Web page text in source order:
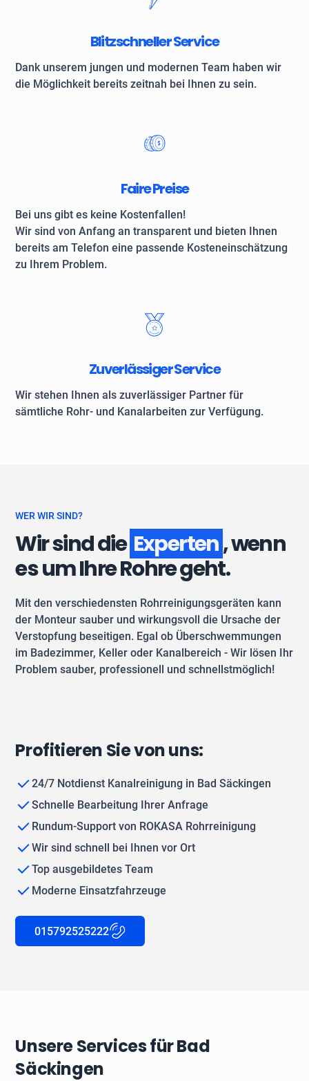
Blitzschneller Service
Dank unserem jungen und modernen Team haben wir
die Möglichkeit bereits zeitnah bei Ihnen zu sein.
Faire Preise
Bei uns gibt es keine Kostenfallen!
Wir sind von Anfang an transparent und bieten Ihnen
bereits am Telefon eine passende Kosteneinschätzung
zu Ihrem Problem.
Zuverlässiger Service
Wir stehen Ihnen als zuverlässiger Partner für
sämtliche Rohr- und Kanalarbeiten zur Verfügung.
WER WIR SIND?
Wir sind die Experten, wenn
es um Ihre Rohre geht.
Mit den verschiedensten Rohrreinigungsgeräten kann
der Monteur sauber und wirkungsvoll die Ursache der
Verstopfung beseitigen. Egal ob Überschwemmungen
im Badezimmer, Keller oder Kanalbereich - Wir lösen Ihr
Problem sauber, professionell und schnellstmöglich!
Profitieren Sie von uns:
24/7 Notdienst Kanalreinigung in Bad Säckingen
Schnelle Bearbeitung Ihrer Anfrage
Rundum-Support von ROKASA Rohrreinigung
Wir sind schnell bei Ihnen vor Ort
Top ausgebildetes Team
Moderne Einsatzfahrzeuge
015792525222
Unsere Services für Bad
Säckingen